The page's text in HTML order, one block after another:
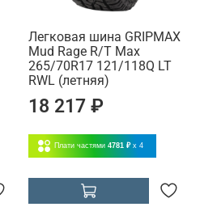
Легковая шина GRIPMAX
Mud Rage R/T Max
265/70R17 121/118Q LT
RWL (летняя)
18 217 ₽
Плати частями 4781 ₽ x 4